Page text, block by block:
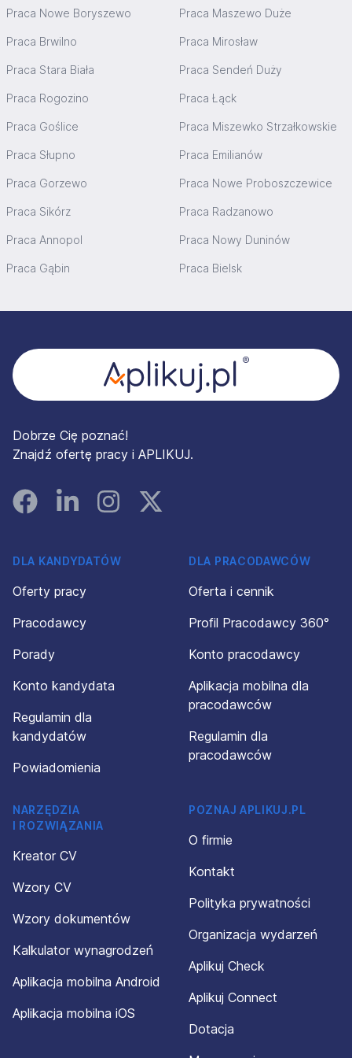
Praca Nowe Boryszewo Praca Maszewo Duże
Praca Brwilno Praca Mirosław
Praca Stara Biała Praca Sendeń Duży
Praca Rogozino Praca Łąck
Praca Goślice Praca Miszewko Strzałkowskie
Praca Słupno Praca Emilianów
Praca Gorzewo Praca Nowe Proboszczewice
Praca Sikórz Praca Radzanowo
Praca Annopol Praca Nowy Duninów
Praca Gąbin Praca Bielsk
Dobrze Cię poznać!
Znajdź ofertę pracy i APLIKUJ.
FacebookLinked InInstagramInstagram
DLA KANDYDATÓW
Oferty pracy
Pracodawcy
Porady
Konto kandydata
Regulamin dla
kandydatów
Powiadomienia
DLA PRACODAWCÓW
Oferta i cennik
Profil Pracodawcy 360°
Konto pracodawcy
Aplikacja mobilna dla
pracodawców
Regulamin dla
pracodawców
NARZĘDZIA
I ROZWIĄZANIA
Kreator CV
Wzory CV
Wzory dokumentów
Kalkulator wynagrodzeń
Aplikacja mobilna Android
Aplikacja mobilna iOS
POZNAJ APLIKUJ.PL
O firmie
Kontakt
Polityka prywatności
Organizacja wydarzeń
Aplikuj Check
Aplikuj Connect
Dotacja